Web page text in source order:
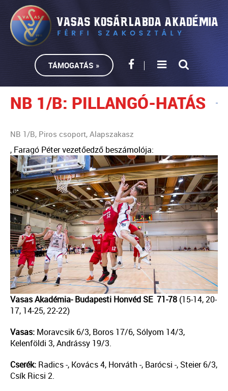
TÁMOGATÁS »
NB 1/B: PILLANGÓ-HATÁS
NB 1/B, Piros csoport, Alapszakasz
, Faragó Péter vezetőedző beszámolója:
Vasas Akadémia- Budapesti Honvéd SE 71-78 (15-14, 20-
17, 14-25, 22-22)
Vasas: Moravcsik 6/3, Boros 17/6, Sólyom 14/3,
Kelenföldi 3, Andrássy 19/3.
Cserék: Radics -, Kovács 4, Horváth -, Barócsi -, Steier 6/3,
Csík Ricsi 2.